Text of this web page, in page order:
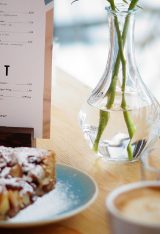
in de